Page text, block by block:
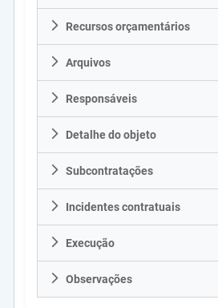
Recursos orçamentários
Arquivos
Responsáveis
Detalhe do objeto
Subcontratações
Incidentes contratuais
Execução
Observações